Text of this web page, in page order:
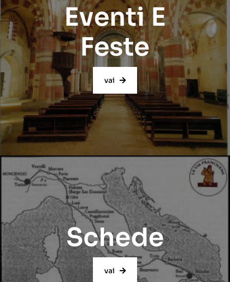
Eventi E
Feste
vai
Schede
vai